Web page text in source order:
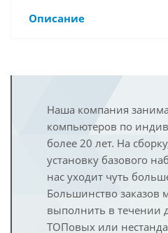
Описание
Наша компания
компьютеров по
более 20 лет. На
установку базового
нас уходит чуть
Большинство заказов
выполнить в течении
ТОПовых или